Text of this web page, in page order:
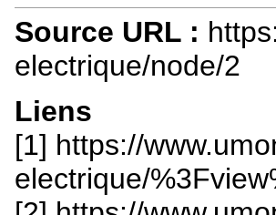
Source URL :
electrique/node/2
Liens
[1] https://
electrique/